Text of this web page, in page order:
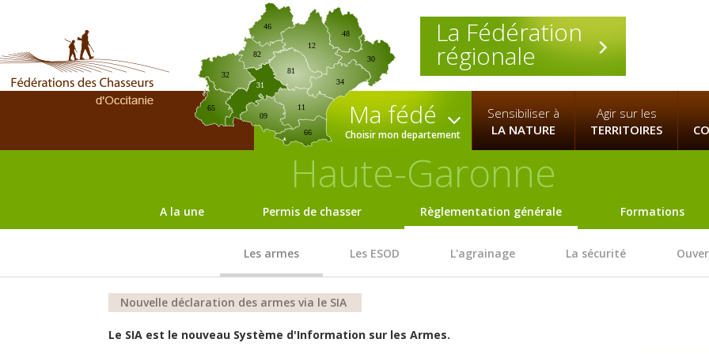
La Fédération
régionale
09
12
30
31
32
34
46
65
66
81
82
11
48
Ma fédé
Choisir mon departement
Sensibiliser à
LA NATURE
Agir sur les
TERRITOIRES
Haute-Garonne
A la une Permis de chasser Règlementation générale Formations
Les armes Les ESOD L'agrainage La sécurité
Nouvelle déclaration des armes via le SIA
Le SIA est le nouveau Système d'Information sur les